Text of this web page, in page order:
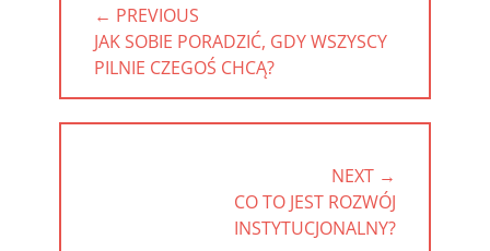
wpisu← PREVIOUS
PREVIOUS
POST:
JAK SOBIE PORADZIĆ, GDY WSZYSCY
PILNIE CZEGOŚ CHCĄ?
NEXT →
CO TO JEST ROZWÓJ
INSTYTUCJONALNY?